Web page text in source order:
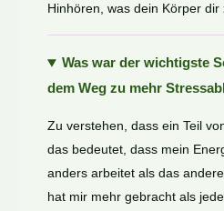
Hinhören, was dein Körper dir
Was war der wichtigste
dem Weg zu mehr
Zu verstehen, dass ein Teil
das bedeutet, dass mein
anders arbeitet als das
hat mir mehr gebracht als